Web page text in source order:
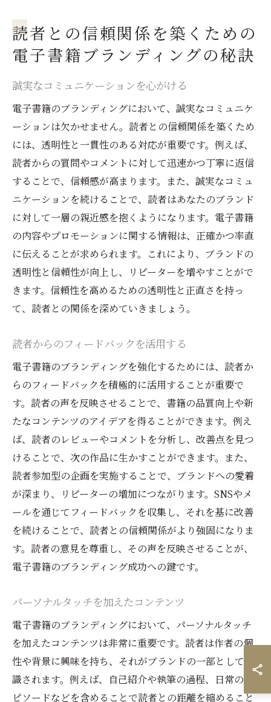
読者との信頼関係を築くための
電子書籍ブランディングの秘訣
誠実なコミュニケーションを心がける
電子書籍のブランディングにおいて、誠実なコミュニケ
ーションは欠かせません。読者との信頼関係を築くため
には、透明性と一貫性のある対応が重要です。例えば、
読者からの質問やコメントに対して迅速かつ丁寧に返信
することで、信頼感が高まります。また、誠実なコミュ
ニケーションを続けることで、読者はあなたのブランド
に対して一層の親近感を抱くようになります。電子書籍
の内容やプロモーションに関する情報は、正確かつ率直
に伝えることが求められます。これにより、ブランドの
透明性と信頼性が向上し、リピーターを増やすことがで
きます。信頼性を高めるための透明性と正直さを持っ
て、読者との関係を深めていきましょう。
読者からのフィードバックを活用する
電子書籍のブランディングを強化するためには、読者か
らのフィードバックを積極的に活用することが重要で
す。読者の声を反映させることで、書籍の品質向上や新
たなコンテンツのアイデアを得ることができます。例え
ば、読者のレビューやコメントを分析し、改善点を見つ
けることで、次の作品に生かすことができます。また、
読者参加型の企画を実施することで、ブランドへの愛着
が深まり、リピーターの増加につながります。SNSやメ
ールを通じてフィードバックを収集し、それを基に改善
を続けることで、読者との信頼関係がより強固になりま
す。読者の意見を尊重し、その声を反映させることが、
電子書籍のブランディング成功への鍵です。
パーソナルタッチを加えたコンテンツ
電子書籍のブランディングにおいて、パーソナルタッチ
を加えたコンテンツは非常に重要です。読者は作者の個
性や背景に興味を持ち、それがブランドの一部として認
識されます。例えば、自己紹介や執筆の過程、日常のエ
ピソードなどを含めることで読者との距離を縮めること